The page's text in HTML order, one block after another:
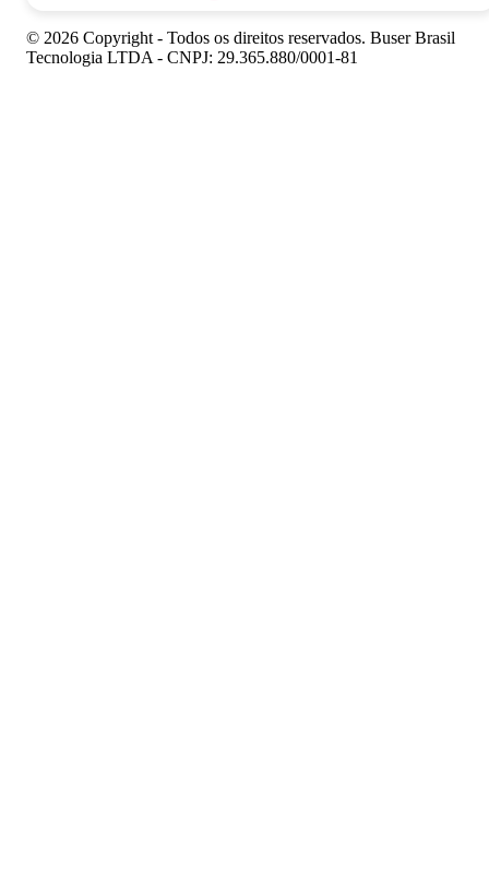
© 2026 Copyright - Todos os direitos reservados. Buser Brasil
Tecnologia LTDA - CNPJ: 29.365.880/0001-81